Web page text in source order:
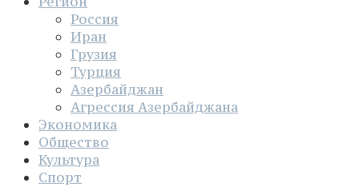
Россия
Иран
Грузия
Турция
Азербайджан
Агрессия Азербайджана
Экономика
Общество
Культура
Спорт